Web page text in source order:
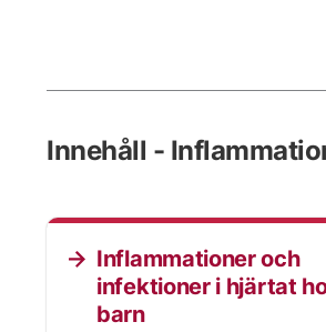
Innehåll -
Inflammationer och
infektioner i hjärtat
barn